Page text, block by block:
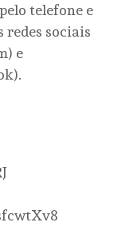
telefone e
redes sociais
e